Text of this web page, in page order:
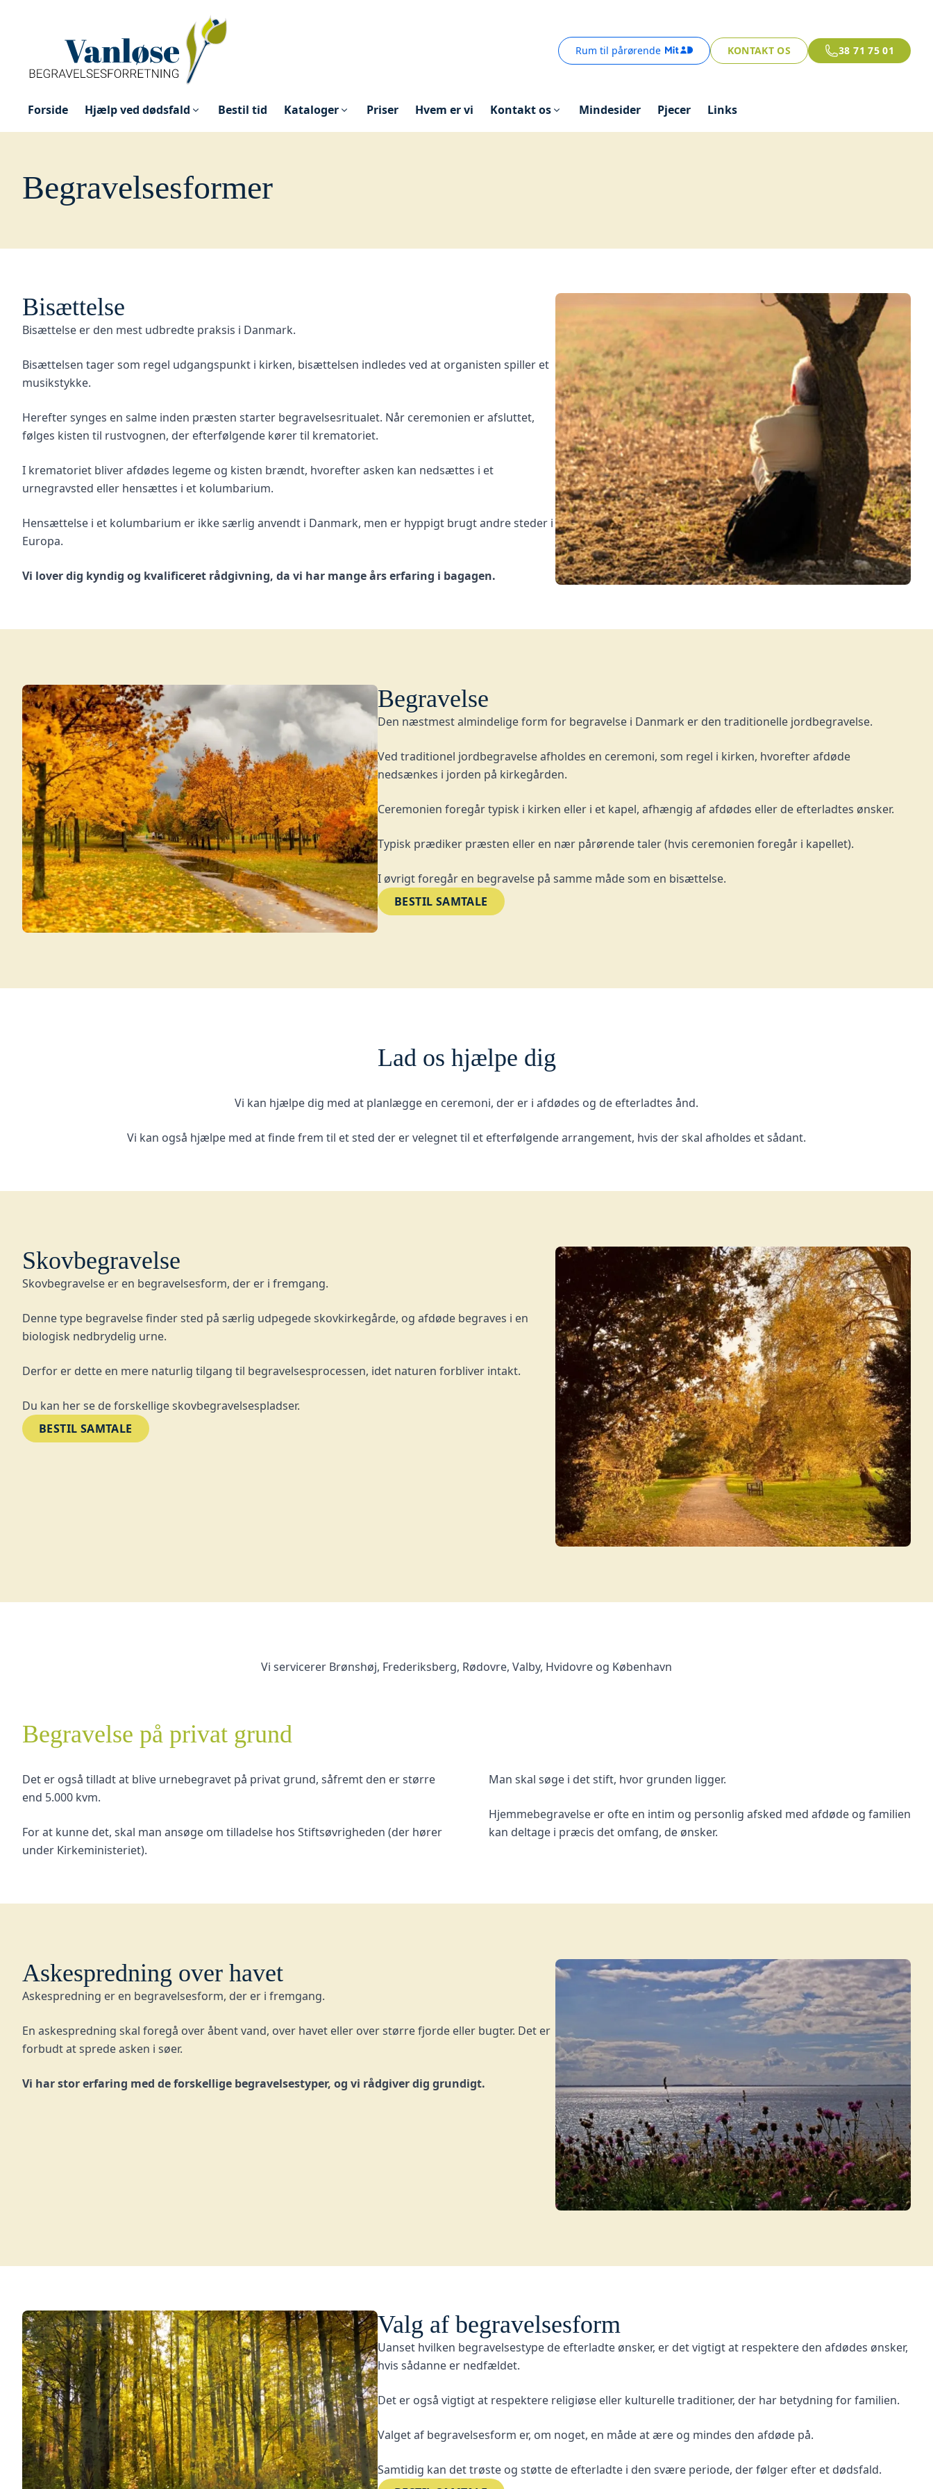
Rum til pårørende KONTAKT OS 38 71 75 01
Forside Hjælp ved dødsfald Bestil tid Kataloger Priser Hvem er vi Kontakt os Mindesider Pjecer Links
Begravelsesformer
Bisættelse
Bisættelse er den mest udbredte praksis i Danmark.
Bisættelsen tager som regel udgangspunkt i kirken, bisættelsen indledes ved at organisten spiller et
musikstykke.
Herefter synges en salme inden præsten starter begravelsesritualet. Når ceremonien er afsluttet,
følges kisten til rustvognen, der efterfølgende kører til krematoriet.
I krematoriet bliver afdødes legeme og kisten brændt, hvorefter asken kan nedsættes i et
urnegravsted eller hensættes i et kolumbarium.
Hensættelse i et kolumbarium er ikke særlig anvendt i Danmark, men er hyppigt brugt andre steder i
Europa.
Vi lover dig kyndig og kvalificeret rådgivning, da vi har mange års erfaring i bagagen.
Begravelse
Den næstmest almindelige form for begravelse i Danmark er den traditionelle jordbegravelse.
Ved traditionel jordbegravelse afholdes en ceremoni, som regel i kirken, hvorefter afdøde
nedsænkes i jorden på kirkegården.
Ceremonien foregår typisk i kirken eller i et kapel, afhængig af afdødes eller de efterladtes ønsker.
Typisk prædiker præsten eller en nær pårørende taler (hvis ceremonien foregår i kapellet).
I øvrigt foregår en begravelse på samme måde som en bisættelse.
BESTIL SAMTALE
Lad os hjælpe dig
Vi kan hjælpe dig med at planlægge en ceremoni, der er i afdødes og de efterladtes ånd.
Vi kan også hjælpe med at finde frem til et sted der er velegnet til et efterfølgende arrangement, hvis der skal afholdes et sådant.
Skovbegravelse
Skovbegravelse er en begravelsesform, der er i fremgang.
Denne type begravelse finder sted på særlig udpegede skovkirkegårde, og afdøde begraves i en
biologisk nedbrydelig urne.
Derfor er dette en mere naturlig tilgang til begravelsesprocessen, idet naturen forbliver intakt.
Du kan her se de forskelligeskovbegravelsespladser.
BESTIL SAMTALE
Vi servicerer Brønshøj, Frederiksberg, Rødovre, Valby, Hvidovre og København
Begravelse på privat grund
Det er også tilladt at blive urnebegravet på privat grund, såfremt den er større
end 5.000 kvm.
For at kunne det, skal man ansøge om tilladelse hos Stiftsøvrigheden (der hører
under Kirkeministeriet).
Man skal søge i det stift, hvor grunden ligger.
Hjemmebegravelse er ofte en intim og personlig afsked med afdøde og familien
kan deltage i præcis det omfang, de ønsker.
Askespredning over havet
Askespredning er en begravelsesform, der er i fremgang.
En askespredning skal foregå over åbent vand, over havet eller over større fjorde eller bugter. Det er
forbudt at sprede asken i søer.
Vi har stor erfaring med de forskellige begravelsestyper, og vi rådgiver dig grundigt.
Valg af begravelsesform
Uanset hvilken begravelsestype de efterladte ønsker, er det vigtigt at respektere den afdødes ønsker,
hvis sådanne er nedfældet.
Det er også vigtigt at respektere religiøse eller kulturelle traditioner, der har betydning for familien.
Valget af begravelsesform er, om noget, en måde at ære og mindes den afdøde på.
Samtidig kan det trøste og støtte de efterladte i den svære periode, der følger efter et dødsfald.